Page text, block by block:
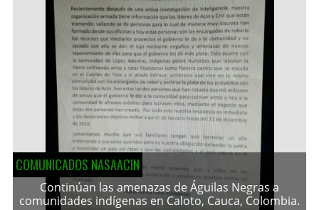
COMUNICADOS NASAACIN
Continúan las amenazas de Águilas Negras a
comunidades indígenas en Caloto, Cauca, Colombia.